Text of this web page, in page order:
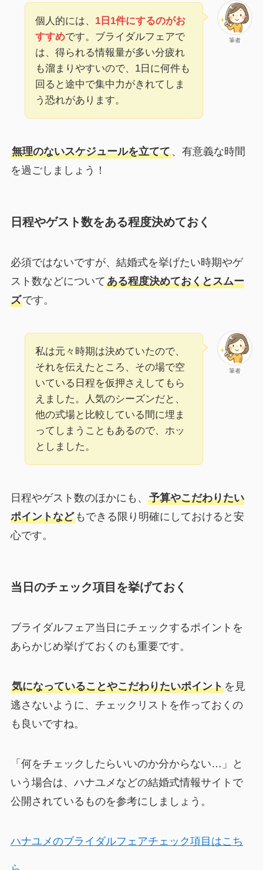
筆者
個人的には、 1日1件にするのがお
すすめです。ブライダルフェアで
は、得られる情報量が多い分疲れ
も溜まりやすいので、1日に何件も
回ると途中で集中力がきれてしま
う恐れがあります。
無理のないスケジュールを立てて、有意義な時間
を過ごしましょう！
日程やゲスト数をある程度決めておく
必須ではないですが、結婚式を挙げたい時期やゲ
スト数などについてある程度決めておくとスムー
ズです。
筆者
私は元々時期は決めていたので、
それを伝えたところ、その場で空
いている日程を仮押さえしてもら
えました。人気のシーズンだと、
他の式場と比較している間に埋ま
ってしまうこともあるので、ホッ
としました。
日程やゲスト数のほかにも、 予算やこだわりたい
ポイントなどもできる限り明確にしておけると安
心です。
当日のチェック項目を挙げておく
ブライダルフェア当日にチェックするポイントを
あらかじめ挙げておくのも重要です。
気になっていることやこだわりたいポイントを見
逃さないように、チェックリストを作っておくの
も良いですね。
「何をチェックしたらいいのか分からない…」と
いう場合は、ハナユメなどの結婚式情報サイトで
公開されているものを参考にしましょう。
ハナユメのブライダルフェアチェック項目はこち